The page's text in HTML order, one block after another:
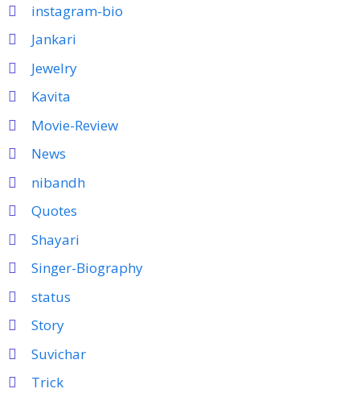
instagram-bio
Jankari
Jewelry
Kavita
Movie-Review
News
nibandh
Quotes
Shayari
Singer-Biography
status
Story
Suvichar
Trick